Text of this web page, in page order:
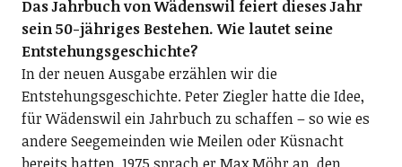
Das Jahrbuch von Wädenswil feiert dieses Jahr
sein 50-jähriges Bestehen. Wie lautet seine
Entstehungsgeschichte?
In der neuen Ausgabe erzählen wir die
Entstehungsgeschichte. Peter Ziegler hatte die Idee,
für Wädenswil ein Jahrbuch zu schaffen – so wie es
andere Seegemeinden wie Meilen oder Küsnacht